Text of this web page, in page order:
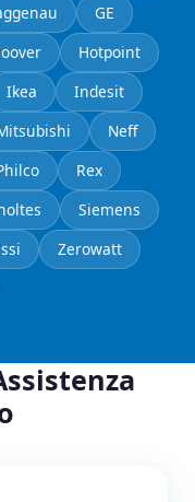
GE
Hotpoint
Ikea
Indesit
Neff
Rex
Siemens
Zerowatt